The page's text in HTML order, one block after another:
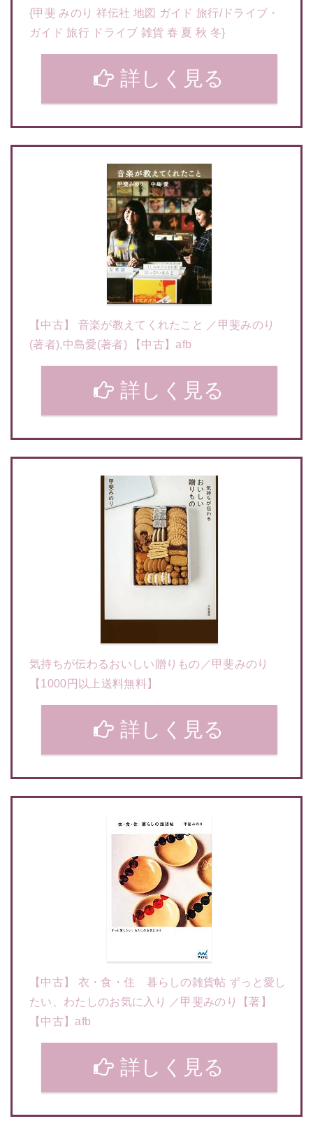
{甲斐 みのり 祥伝社 地図 ガイド 旅行/ドライブ・
ガイド 旅行 ドライブ 雑貨 春 夏 秋 冬}
詳しく見る
【中古】 音楽が教えてくれたこと ／甲斐みのり
(著者),中島愛(著者) 【中古】afb
詳しく見る
気持ちが伝わるおいしい贈りもの／甲斐みのり
【1000円以上送料無料】
詳しく見る
【中古】 衣・食・住 暮らしの雑貨帖 ずっと愛し
たい、わたしのお気に入り ／甲斐みのり【著】
【中古】afb
詳しく見る